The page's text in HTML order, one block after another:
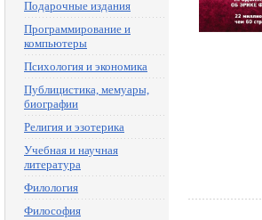
Подарочные издания
Программирование и
компьютеры
Психология и экономика
Публицистика, мемуары,
биографии
Религия и эзотерика
Учебная и научная
литература
Филология
Философия